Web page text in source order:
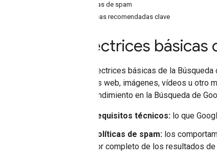
Políticas de spam
Prácticas recomendadas clave
Directrices
Las Directrices básicas de la
(páginas web, imágenes, vídeos u otro
buen rendimiento en la Búsqueda de
Requisitos técnicos: lo que
Políticas de spam: los
por completo de los resultados